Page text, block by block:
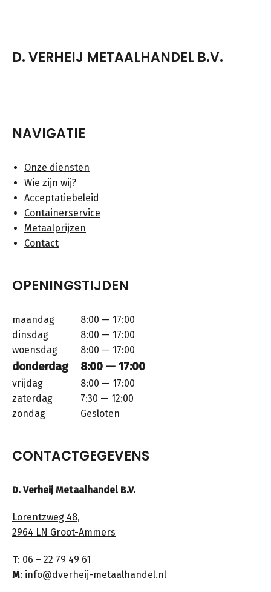
D. VERHEIJ METAALHANDEL B.V.
NAVIGATIE
Onze diensten
Wie zijn wij?
Acceptatiebeleid
Containerservice
Metaalprijzen
Contact
OPENINGSTIJDEN
maandag
8:00 — 17:00
dinsdag
8:00 — 17:00
woensdag
8:00 — 17:00
donderdag 8:00 — 17:00
vrijdag
8:00 — 17:00
zaterdag
7:30 — 12:00
zondag
Gesloten
CONTACTGEGEVENS
D. Verheij Metaalhandel B.V.
Lorentzweg 48,
2964 LN Groot-Ammers
T: 06 – 22 79 49 61
M: info@dverheij-metaalhandel.nl